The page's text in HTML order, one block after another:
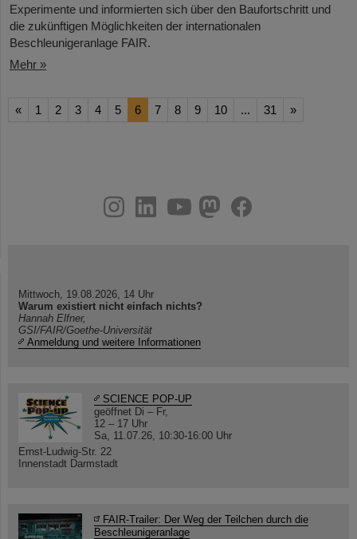
Experimente und informierten sich über den Baufortschritt und
die zukünftigen Möglichkeiten der internationalen
Beschleunigeranlage FAIR.
Mehr »
« 1 2 3 4 5 6 7 8 9 10 ... 31 »
youtube
helmholtz.social
facebook
Mittwoch, 19.08.2026, 14 Uhr
Warum existiert nicht einfach nichts?
Hannah Elfner,
GSI/FAIR/Goethe-Universität
Anmeldung und weitere Informationen
SCIENCE POP-UP
geöffnet Di – Fr,
12 – 17 Uhr
Sa, 11.07.26, 10:30-16:00 Uhr
Ernst-Ludwig-Str. 22
Innenstadt Darmstadt
FAIR-Trailer: Der Weg der Teilchen durch die
Beschleunigeranlage